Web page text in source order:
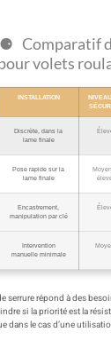
Comparatif
volets
INSTALLATION
Discrète, dans la
lame finale
Pose rapide sur la
lame finale
Encastrement,
manipulation par clé
Intervention
manuelle minimale
serrure répond à des
si la priorité est la
dans le cas d’une